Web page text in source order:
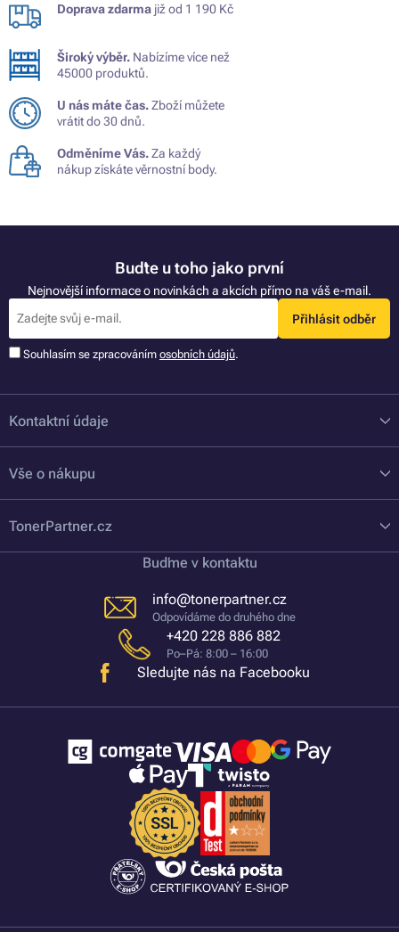
Doprava zdarma již od 1 190 Kč
Široký výběr. Nabízíme více než
45000 produktů.
U nás máte čas.Zboží můžete
vrátit do 30 dnů.
Odměníme Vás.Za každý
nákup získáte věrnostní body.
Buďte u toho jako první
Nejnovější informace o novinkách a akcích přímo na váš e-mail.
Přihlásit odběr
Souhlasím se zpracováním osobních údajů.
Kontaktní údaje
Vše o nákupu
TonerPartner.cz
Buďme v kontaktu
info@tonerpartner.cz
Odpovídáme do druhého dne
+420 228 886 882
Po–Pá: 8:00 – 16:00
Sledujte nás na Facebooku